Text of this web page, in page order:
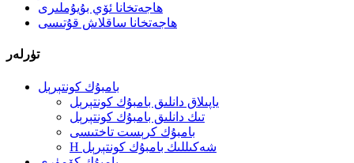
ھاجەتخانا ئۆي بۇيۇملىرى
ھاجەتخانا ساقلاش قۇتىسى
تۈرلەر
بامبۇك كونتېرېل
ياپىلاق دانلىق بامبۇك كونتېرېل
تىك دانلىق بامبۇك كونتېرېل
بامبۇك كرېست تاختىسى
H شەكىللىك بامبۇك كونتېرېل